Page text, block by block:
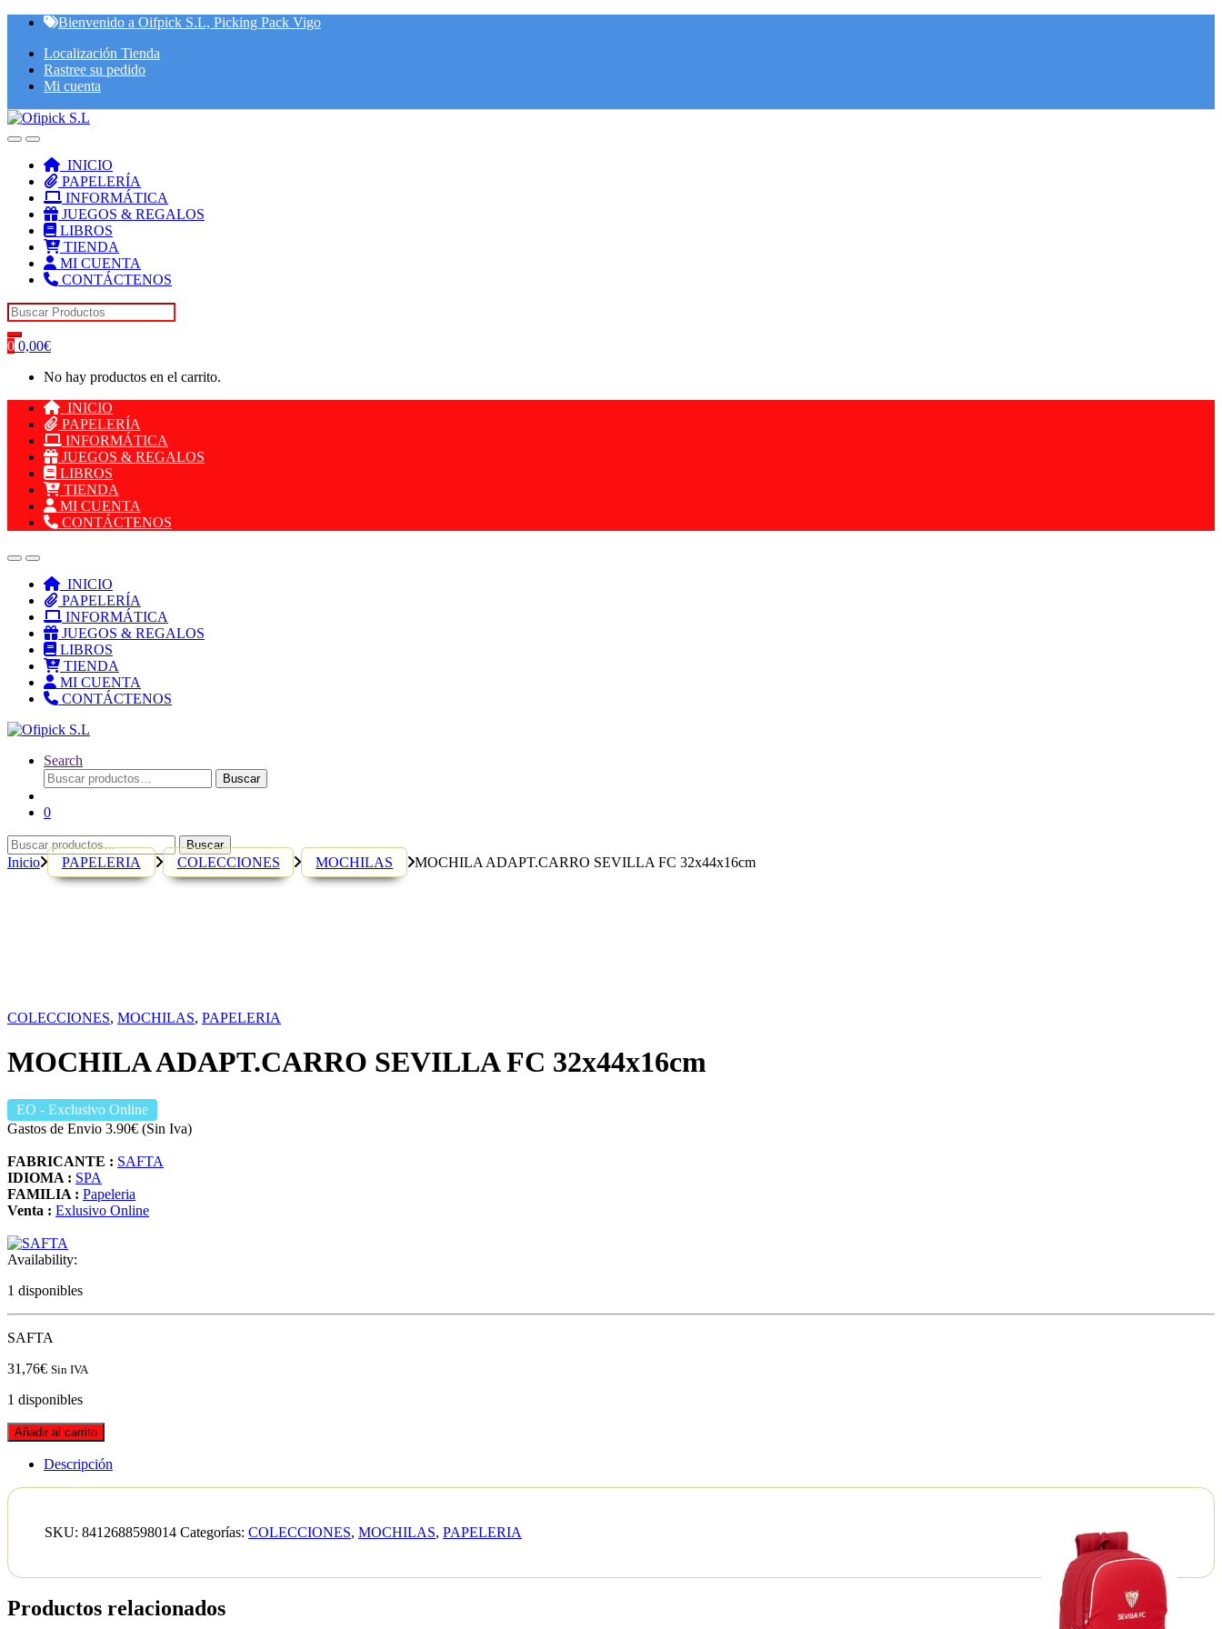
Skip
navigation
Skip
content
Bienvenido a Oifpick S.L, Picking Pack Vigo
Localización Tienda
Rastree su pedido
Mi cuenta
INICIO
PAPELERÍA
INFORMÁTICA
JUEGOS & REGALOS
LIBROS
TIENDA
MI CUENTA
CONTÁCTENOS
Search for:
0 0,00€
No hay productos en el carrito.
INICIO
PAPELERÍA
INFORMÁTICA
JUEGOS & REGALOS
LIBROS
TIENDA
MI CUENTA
CONTÁCTENOS
INICIO
PAPELERÍA
INFORMÁTICA
JUEGOS & REGALOS
LIBROS
TIENDA
MI CUENTA
CONTÁCTENOS
Search
Buscar
por:
Buscar
0
Buscar
por:
Buscar
Inicio PAPELERIA COLECCIONES MOCHILAS MOCHILA ADAPT.CARRO SEVILLA FC 32x44x16cm
COLECCIONES, MOCHILAS, PAPELERIA
MOCHILA ADAPT.CARRO SEVILLA FC 32x44x16cm
EO - Exclusivo Online
Gastos de Envio 3.90€ (Sin Iva)
FABRICANTE : SAFTA
IDIOMA : SPA
FAMILIA : Papeleria
Venta : Exlusivo Online
Availability:
1 disponibles
SAFTA
31,76€ Sin IVA
1 disponibles
Añadir al carrito
Descripción
SKU: 8412688598014 Categorías: COLECCIONES, MOCHILAS, PAPELERIA
Productos relacionados